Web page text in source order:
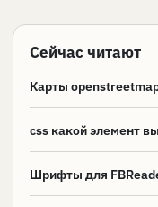
Сейчас читают
Карты
css какой элемент
Шрифты для